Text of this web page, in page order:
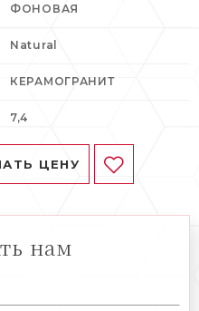
ФОНОВАЯ
Natural
КЕРАМОГРАНИТ
7,4
ЦЕНУ
нам